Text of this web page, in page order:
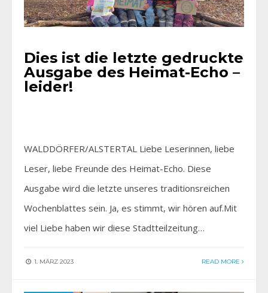
Dies ist die letzte gedruckte
Ausgabe des Heimat-Echo –
leider!
WALDDÖRFER/ALSTERTAL Liebe Leserinnen, liebe
Leser, liebe Freunde des Heimat-Echo. Diese
Ausgabe wird die letzte unseres traditionsreichen
Wochenblattes sein. Ja, es stimmt, wir hören auf.Mit
viel Liebe haben wir diese Stadtteilzeitung…
1. MÄRZ 2023 READ MORE